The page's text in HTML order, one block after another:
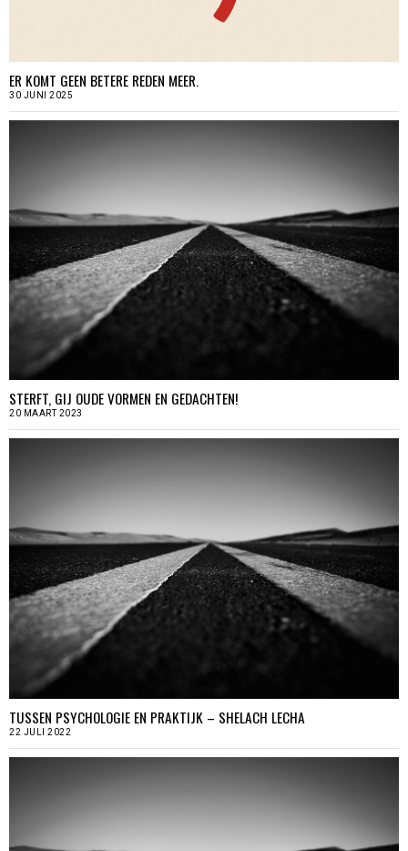
ER KOMT GEEN BETERE REDEN MEER.
30 JUNI 2025
STERFT, GIJ OUDE VORMEN EN GEDACHTEN!
20 MAART 2023
TUSSEN PSYCHOLOGIE EN PRAKTIJK – SHELACH LECHA
22 JULI 2022